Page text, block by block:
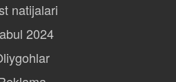
natijalari
2024